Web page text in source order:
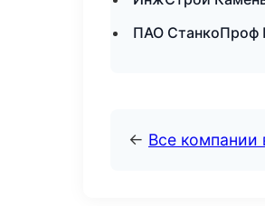
ПАО СтанкоПроф
← Все компании